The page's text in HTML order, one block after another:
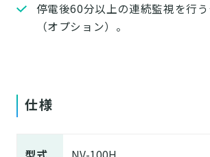
停電後60分以上の連続監視を行
（オプション）。
仕様
型式 NV-100H